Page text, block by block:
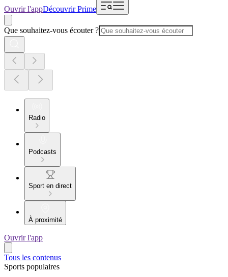
Ouvrir l'appDécouvrir Prime
Que souhaitez-vous écouter ?
Radio
Podcasts
Sport en direct
À proximité
Ouvrir l'app
Tous les contenus
Sports populaires